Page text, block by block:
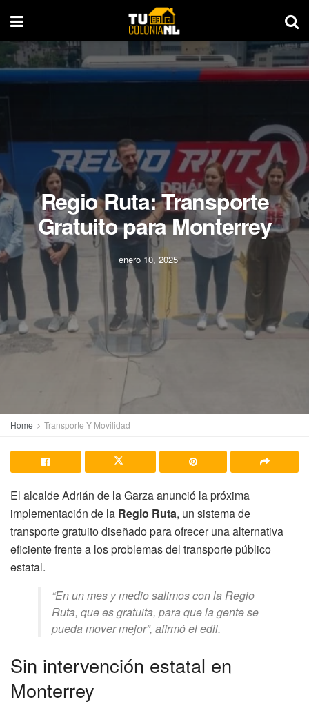
Regio Ruta: Transporte
Gratuito para Monterrey
enero 10, 2025
Home Transporte Y Movilidad
El alcalde Adrián de la Garza anunció la próxima
implementación de la Regio Ruta, un sistema de
transporte gratuito diseñado para ofrecer una alternativa
eficiente frente a los problemas del transporte público
estatal.
“En un mes y medio salimos con la Regio
Ruta, que es gratuita, para que la gente se
pueda mover mejor”, afirmó el edil.
Sin intervención estatal en
Monterrey